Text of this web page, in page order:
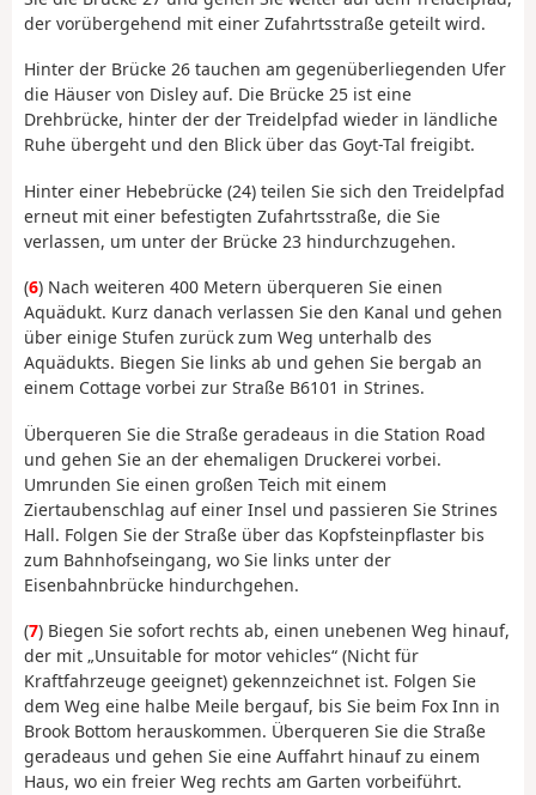
der vorübergehend mit einer Zufahrtsstraße geteilt wird.
Hinter der Brücke 26 tauchen am gegenüberliegenden Ufer
die Häuser von Disley auf. Die Brücke 25 ist eine
Drehbrücke, hinter der der Treidelpfad wieder in ländliche
Ruhe übergeht und den Blick über das Goyt-Tal freigibt.
Hinter einer Hebebrücke (24) teilen Sie sich den Treidelpfad
erneut mit einer befestigten Zufahrtsstraße, die Sie
verlassen, um unter der Brücke 23 hindurchzugehen.
(6) Nach weiteren 400 Metern überqueren Sie einen
Aquädukt. Kurz danach verlassen Sie den Kanal und gehen
über einige Stufen zurück zum Weg unterhalb des
Aquädukts. Biegen Sie links ab und gehen Sie bergab an
einem Cottage vorbei zur Straße B6101 in Strines.
Überqueren Sie die Straße geradeaus in die Station Road
und gehen Sie an der ehemaligen Druckerei vorbei.
Umrunden Sie einen großen Teich mit einem
Ziertaubenschlag auf einer Insel und passieren Sie Strines
Hall. Folgen Sie der Straße über das Kopfsteinpflaster bis
zum Bahnhofseingang, wo Sie links unter der
Eisenbahnbrücke hindurchgehen.
(7) Biegen Sie sofort rechts ab, einen unebenen Weg hinauf,
der mit „Unsuitable for motor vehicles“ (Nicht für
Kraftfahrzeuge geeignet) gekennzeichnet ist. Folgen Sie
dem Weg eine halbe Meile bergauf, bis Sie beim Fox Inn in
Brook Bottom herauskommen. Überqueren Sie die Straße
geradeaus und gehen Sie eine Auffahrt hinauf zu einem
Haus, wo ein freier Weg rechts am Garten vorbeiführt.